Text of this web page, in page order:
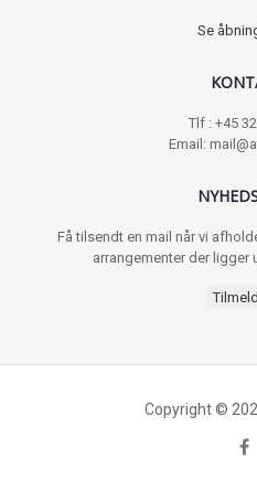
Se
Tlf : +45
Email:
Få tilsendt en mail når vi
arrangementer der
Copyright ©